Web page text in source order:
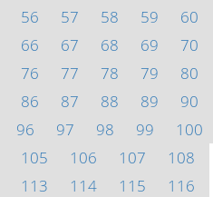
56 57 58 59
60
66 67 68 69
70
76 77 78 79
80
86 87 88 89
90
96 97 98 99
100
105 106 107
108
113 114 115
116